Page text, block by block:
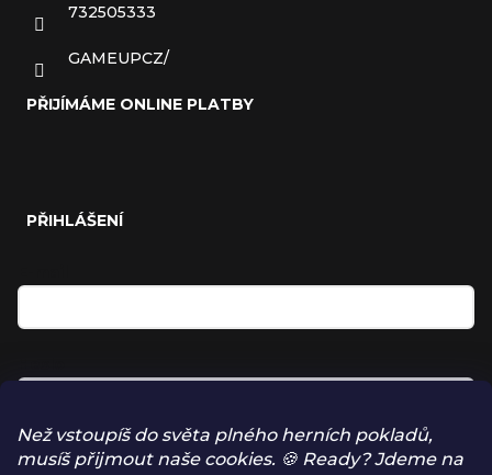
Než vstoupíš do světa plného herních pokladů,
musíš přijmout naše cookies. 🍪 Ready? Jdeme na
732505333
GAMEUPCZ/
PŘIJÍMÁME ONLINE PLATBY
PŘIHLÁŠENÍ
Přihlásit se